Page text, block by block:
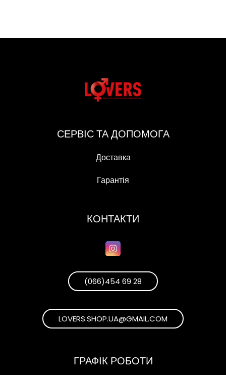
СЕРВІС ТА ДОПОМОГА
Доставка
Гарантія
КОНТАКТИ
(066)454 69 28
LOVERS.SHOP.UA@GMAIL.COM
ГРАФІК РОБОТИ